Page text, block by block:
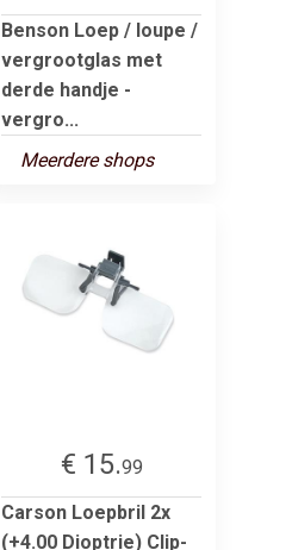
Benson Loep / loupe /
vergrootglas met
derde handje -
vergro...
Meerdere shops
€ 15.99
Carson Loepbril 2x
(+4.00 Dioptrie) Clip-